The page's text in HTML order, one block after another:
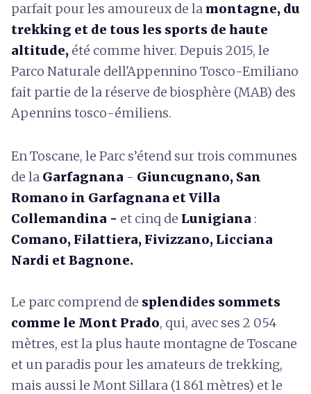
parfait pour les amoureux de la montagne, du
trekking et de tous les sports de haute
altitude, été comme hiver. Depuis 2015, le
Parco Naturale dell'Appennino Tosco-Emiliano
fait partie de la réserve de biosphère (MAB) des
Apennins tosco-émiliens.
En Toscane, le Parc s’étend sur trois communes
de la Garfagnana - Giuncugnano, San
Romano in Garfagnana et Villa
Collemandina - et cinq de Lunigiana :
Comano, Filattiera, Fivizzano, Licciana
Nardi et Bagnone.
Le parc comprend de splendides sommets
comme le Mont Prado, qui, avec ses 2 054
mètres, est la plus haute montagne de Toscane
et un paradis pour les amateurs de trekking,
mais aussi le Mont Sillara (1 861 mètres) et le